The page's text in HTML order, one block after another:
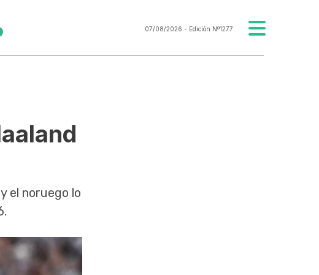
07/08/2026 - Edición Nº1277
el noruego lo